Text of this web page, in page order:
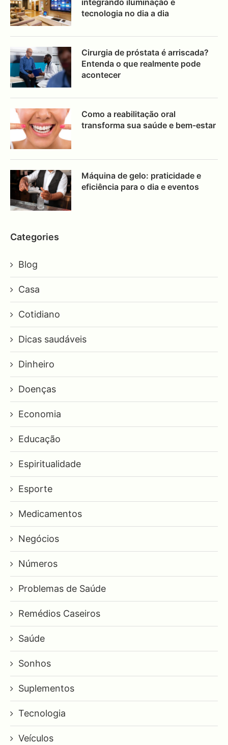
tecnologia no dia a dia
Cirurgia de próstata é arriscada?
Entenda o que realmente pode
acontecer
Como a reabilitação oral
transforma sua saúde e bem-estar
Máquina de gelo: praticidade e
eficiência para o dia e eventos
Categories
Blog
Casa
Cotidiano
Dicas saudáveis
Dinheiro
Doenças
Economia
Educação
Espiritualidade
Esporte
Medicamentos
Negócios
Números
Problemas de Saúde
Remédios Caseiros
Saúde
Sonhos
Suplementos
Tecnologia
Veículos